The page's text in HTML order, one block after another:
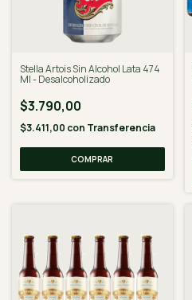
Stella Artois Sin Alcohol Lata 474
Ml - Desalcoholizado
$3.790,00
$3.411,00 con Transferencia